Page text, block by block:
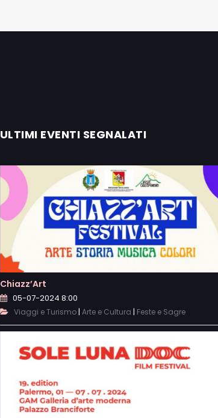
ULTIMI EVENTI SEGNALATI
Chiazz’Art
05-07-2024 8:00
Viaggi e Turismo| Arte e Cultura | Feste e Sagre